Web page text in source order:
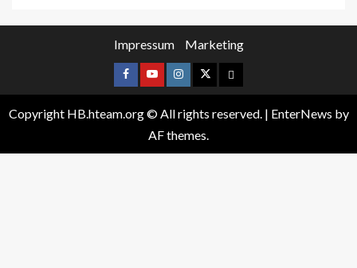
Impressum Marketing
Copyright HB.hteam.org © All rights reserved. | EnterNews by
AF themes.